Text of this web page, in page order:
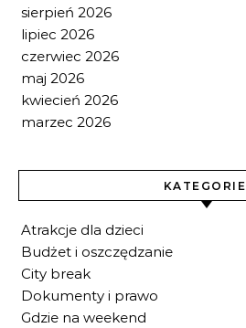
sierpień 2026
lipiec 2026
czerwiec 2026
maj 2026
kwiecień 2026
marzec 2026
KATEGORIE
Atrakcje dla dzieci
Budżet i oszczędzanie
City break
Dokumenty i prawo
Gdzie na weekend